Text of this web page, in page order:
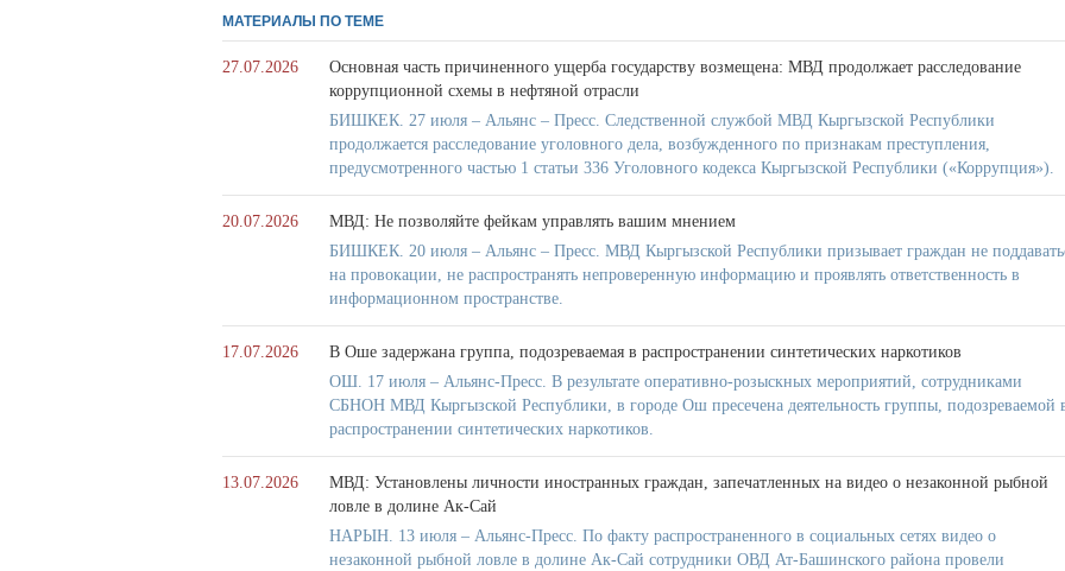
МАТЕРИАЛЫ ПО ТЕМЕ
27.07.2026
Основная часть причиненного ущерба государству возмещена: МВД продолжает расследование
коррупционной схемы в нефтяной отрасли
БИШКЕК. 27 июля – Альянс – Пресс. Следственной службой МВД Кыргызской Республики
продолжается расследование уголовного дела, возбужденного по признакам преступления,
предусмотренного частью 1 статьи 336 Уголовного кодекса Кыргызской Республики («Коррупция»).
20.07.2026
МВД: Не позволяйте фейкам управлять вашим мнением
БИШКЕК. 20 июля – Альянс – Пресс. МВД Кыргызской Республики призывает граждан не
на провокации, не распространять непроверенную информацию и проявлять ответственность в
информационном пространстве.
17.07.2026
В Оше задержана группа, подозреваемая в распространении синтетических наркотиков
ОШ. 17 июля – Альянс-Пресс. В результате оперативно-розыскных мероприятий, сотрудниками
СБНОН МВД Кыргызской Республики, в городе Ош пресечена деятельность группы, подозреваемой
распространении синтетических наркотиков.
13.07.2026
МВД: Установлены личности иностранных граждан, запечатленных на видео о незаконной рыбной
ловле в долине Ак-Сай
НАРЫН. 13 июля – Альянс-Пресс. По факту распространенного в социальных сетях видео о
незаконной рыбной ловле в долине Ак-Сай сотрудники ОВД Ат-Башинского района провели